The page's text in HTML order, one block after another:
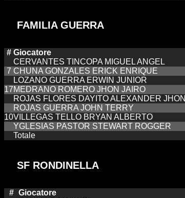
FAMILIA GUERRA
# Giocatore
CERVANTES TINCOPA MIGUEL ANGEL
7 CHUNA GONZALES ERICK ENRIQUE
LOZANO GUERRA ERWIN JUNIOR
17MEDRANO ROMERO JHON JAIRO
ROJAS FLORES DAYITO ALEXANDER JHON
ROJAS GUERRA JOHN TERRY
10VILLEGAS TELLO BRYAN ALBERTO
YGLESIAS PASTOR STEWART ROGGER
Totale
SF RONDINELLA
# Giocatore